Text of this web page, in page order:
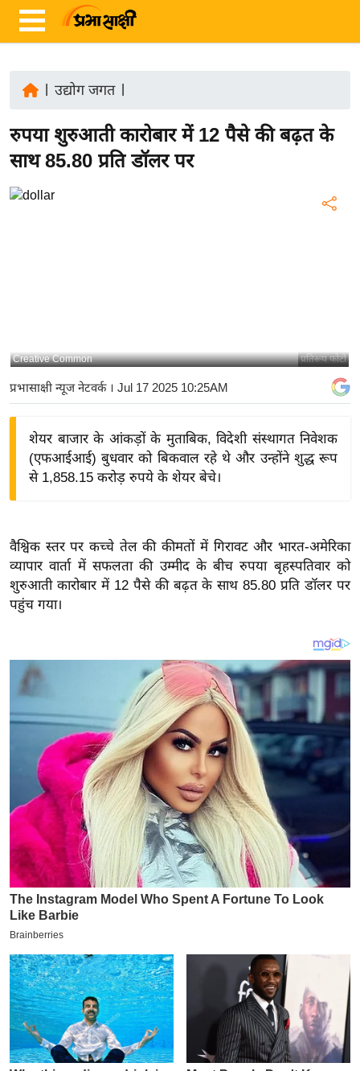
ज़ा
ख
र
ष्ट्री
बि
ज
ग
त
ष
ज्ञ
य
खे
ल
क्रि
के
ट
I
P
L
2
0
2
6
उद्योग जगत|
रुपया शुरुआती कारोबार में 12 पैसे की बढ़त के
साथ 85.80 प्रति डॉलर पर
प्रतिरूप फोटो
Creative Common
प्रभासाक्षी न्यूज नेटवर्क। Jul 17 2025 10:25AM
शेयर बाजार के आंकड़ों के मुताबिक, विदेशी संस्थागत निवेशक
(एफआईआई) बुधवार को बिकवाल रहे थे और उन्होंने शुद्ध रूप
से 1,858.15 करोड़ रुपये के शेयर बेचे।
वैश्विक स्तर पर कच्चे तेल की कीमतों में गिरावट और भारत-अमेरिका
व्यापार वार्ता में सफलता की उम्मीद के बीच रुपया बृहस्पतिवार को
शुरुआती कारोबार में 12 पैसे की बढ़त के साथ 85.80 प्रति डॉलर पर
पहुंच गया।